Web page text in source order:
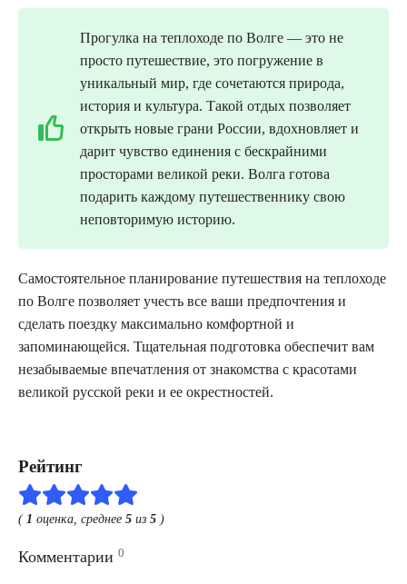
Прогулка на теплоходе по Волге — это не
просто путешествие, это погружение в
уникальный мир, где сочетаются природа,
история и культура. Такой отдых позволяет
открыть новые грани России, вдохновляет и
дарит чувство единения с бескрайними
просторами великой реки. Волга готова
подарить каждому путешественнику свою
неповторимую историю.
Самостоятельное планирование путешествия на теплоходе
по Волге позволяет учесть все ваши предпочтения и
сделать поездку максимально комфортной и
запоминающейся. Тщательная подготовка обеспечит вам
незабываемые впечатления от знакомства с красотами
великой русской реки и ее окрестностей.
Рейтинг
( 1 оценка, среднее 5 из 5 )
Комментарии 0